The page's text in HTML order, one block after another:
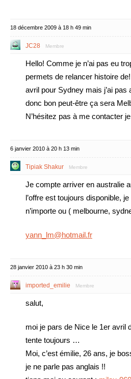
18 décembre 2009 à 18 h 49 min
JC28 Membre
Hello! Comme je n’ai pas eu
permets de relancer histoire
avril pour Sydney mais j’ai pas
donc bon peut-être ça sera
N’hésitez pas à me contacter
6 janvier 2010 à 20 h 13 min
Tipiak Shakur Membre
Je compte arriver en australie
l’offre est toujours disponible,
n’importe ou ( melbourne,
yann_lm@hotmail.fr
28 janvier 2010 à 23 h 30 min
imported_emilie Membre
salut,
moi je pars de Nice le 1er avril
tente toujours …
Moi, c’est émilie, 26 ans, je
je ne parle pas anglais !!